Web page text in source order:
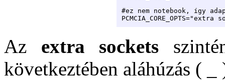
#ez nem notebook, így
PCMCIA_CORE_OPTS="extra
Az extra sockets
következtében aláhúzás (